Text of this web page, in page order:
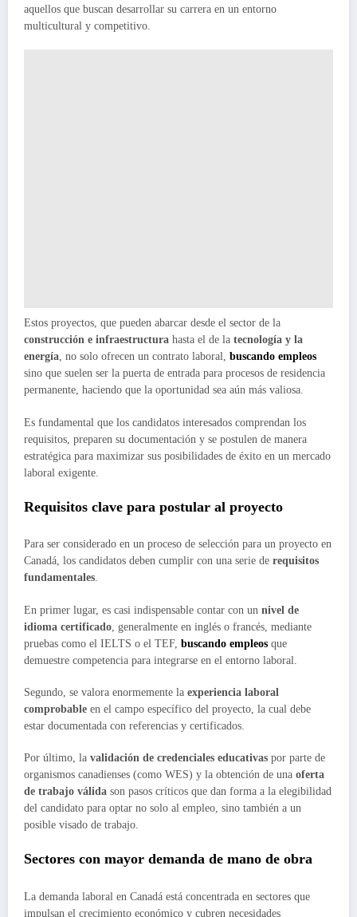
aquellos que buscan desarrollar su carrera en un entorno
multicultural y competitivo.
Estos proyectos, que pueden abarcar desde el sector de la
construcción e infraestructura hasta el de la tecnología y la
energía, no solo ofrecen un contrato laboral, buscando empleos
sino que suelen ser la puerta de entrada para procesos de residencia
permanente, haciendo que la oportunidad sea aún más valiosa.
Es fundamental que los candidatos interesados comprendan los
requisitos, preparen su documentación y se postulen de manera
estratégica para maximizar sus posibilidades de éxito en un mercado
laboral exigente.
Requisitos clave para postular al proyecto
Para ser considerado en un proceso de selección para un proyecto en
Canadá, los candidatos deben cumplir con una serie de requisitos
fundamentales.
En primer lugar, es casi indispensable contar con un nivel de
idioma certificado , generalmente en inglés o francés, mediante
pruebas como el IELTS o el TEF, buscando empleos que
demuestre competencia para integrarse en el entorno laboral.
Segundo, se valora enormemente la experiencia laboral
comprobable en el campo específico del proyecto, la cual debe
estar documentada con referencias y certificados.
Por último, la validación de credenciales educativas por parte de
organismos canadienses (como WES) y la obtención de una oferta
de trabajo válida son pasos críticos que dan forma a la elegibilidad
del candidato para optar no solo al empleo, sino también a un
posible visado de trabajo.
Sectores con mayor demanda de mano de obra
La demanda laboral en Canadá está concentrada en sectores que
impulsan el crecimiento económico y cubren necesidades